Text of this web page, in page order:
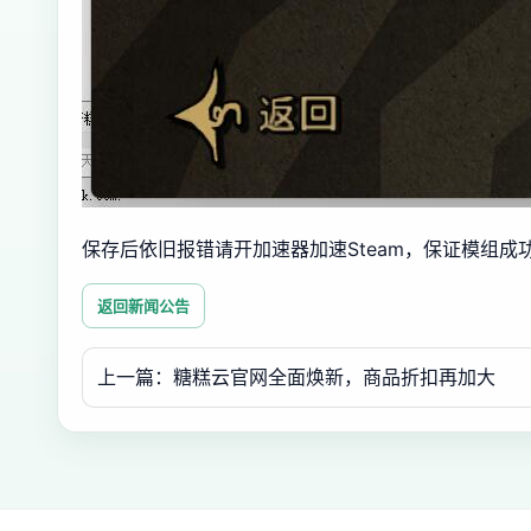
保存后依旧报错请开加速器加速Steam，保证模组成
返回新闻公告
上一篇：糖糕云官网全面焕新，商品折扣再加大